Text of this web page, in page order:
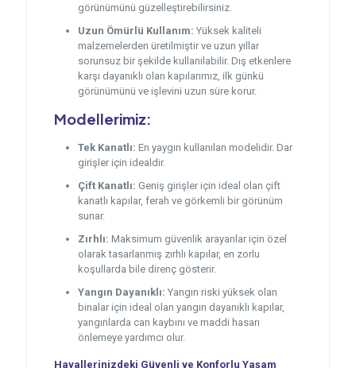
görünümünü güzelleştirebilirsiniz.
Uzun Ömürlü Kullanım: Yüksek kaliteli
malzemelerden üretilmiştir ve uzun yıllar
sorunsuz bir şekilde kullanılabilir. Dış etkenlere
karşı dayanıklı olan kapılarımız, ilk günkü
görünümünü ve işlevini uzun süre korur.
Modellerimiz:
Tek Kanatlı: En yaygın kullanılan modelidir. Dar
girişler için idealdir.
Çift Kanatlı: Geniş girişler için ideal olan çift
kanatlı kapılar, ferah ve görkemli bir görünüm
sunar.
Zırhlı: Maksimum güvenlik arayanlar için özel
olarak tasarlanmış zırhlı kapılar, en zorlu
koşullarda bile direnç gösterir.
Yangın Dayanıklı: Yangın riski yüksek olan
binalar için ideal olan yangın dayanıklı kapılar,
yangınlarda can kaybını ve maddi hasarı
önlemeye yardımcı olur.
Hayallerinizdeki Güvenli ve Konforlu Yaşam